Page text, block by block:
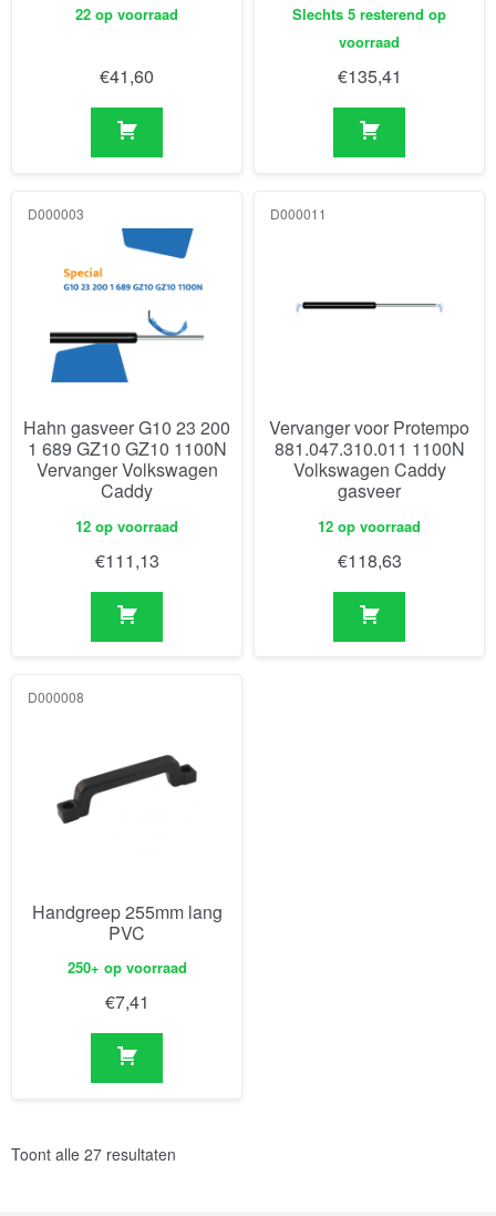
22 op voorraad
€41,60
Slechts 5 resterend op
voorraad
€135,41
D000003
Hahn gasveer G10 23 200
1 689 GZ10 GZ10 1100N
Vervanger Volkswagen
Caddy
12 op voorraad
€111,13
D000011
Vervanger voor Protempo
881.047.310.011 1100N
Volkswagen Caddy
gasveer
12 op voorraad
€118,63
D000008
Handgreep 255mm lang
PVC
250+ op voorraad
€7,41
Toont alle 27 resultaten